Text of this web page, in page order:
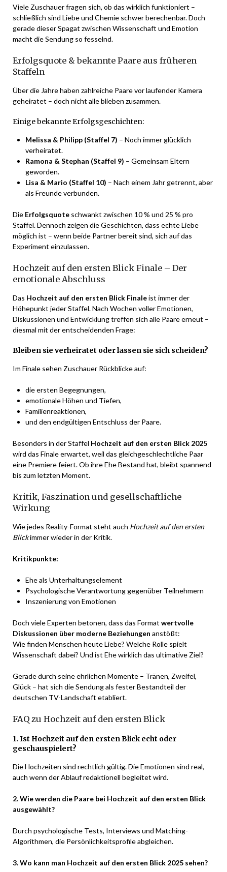
Viele Zuschauer fragen sich, ob das wirklich funktioniert –
schließlich sind Liebe und Chemie schwer berechenbar. Doch
gerade dieser Spagat zwischen Wissenschaft und Emotion
macht die Sendung so fesselnd.
Erfolgsquote & bekannte Paare aus früheren
Staffeln
Über die Jahre haben zahlreiche Paare vor laufender Kamera
geheiratet – doch nicht alle blieben zusammen.
Einige bekannte Erfolgsgeschichten:
Melissa & Philipp (Staffel 7) – Noch immer glücklich
verheiratet.
Ramona & Stephan (Staffel 9) – Gemeinsam Eltern
geworden.
Lisa & Mario (Staffel 10) – Nach einem Jahr getrennt, aber
als Freunde verbunden.
Die Erfolgsquote schwankt zwischen 10 % und 25 % pro
Staffel. Dennoch zeigen die Geschichten, dass echte Liebe
möglich ist – wenn beide Partner bereit sind, sich auf das
Experiment einzulassen.
Hochzeit auf den ersten Blick Finale – Der
emotionale Abschluss
Das Hochzeit auf den ersten Blick Finaleist immer der
Höhepunkt jeder Staffel. Nach Wochen voller Emotionen,
Diskussionen und Entwicklung treffen sich alle Paare erneut –
diesmal mit der entscheidenden Frage:
Bleiben sie verheiratet oder lassen sie sich scheiden?
Im Finale sehen Zuschauer Rückblicke auf:
die ersten Begegnungen,
emotionale Höhen und Tiefen,
Familienreaktionen,
und den endgültigen Entschluss der Paare.
Besonders in der Staffel Hochzeit auf den ersten Blick 2025
wird das Finale erwartet, weil das gleichgeschlechtliche Paar
eine Premiere feiert. Ob ihre Ehe Bestand hat, bleibt spannend
bis zum letzten Moment.
Kritik, Faszination und gesellschaftliche
Wirkung
Wie jedes Reality-Format steht auch Hochzeit auf den ersten
Blickimmer wieder in der Kritik.
Kritikpunkte:
Ehe als Unterhaltungselement
Psychologische Verantwortung gegenüber Teilnehmern
Inszenierung von Emotionen
Doch viele Experten betonen, dass das Format wertvolle
Diskussionen über moderne Beziehungen anstößt:
Wie finden Menschen heute Liebe? Welche Rolle spielt
Wissenschaft dabei? Und ist Ehe wirklich das ultimative Ziel?
Gerade durch seine ehrlichen Momente – Tränen, Zweifel,
Glück – hat sich die Sendung als fester Bestandteil der
deutschen TV-Landschaft etabliert.
FAQ zu Hochzeit auf den ersten Blick
1. Ist Hochzeit auf den ersten Blick echt oder
geschauspielert?
Die Hochzeiten sind rechtlich gültig. Die Emotionen sind real,
auch wenn der Ablauf redaktionell begleitet wird.
2. Wie werden die Paare bei Hochzeit auf den ersten Blick
ausgewählt?
Durch psychologische Tests, Interviews und Matching-
Algorithmen, die Persönlichkeitsprofile abgleichen.
3. Wo kann man Hochzeit auf den ersten Blick 2025 sehen?